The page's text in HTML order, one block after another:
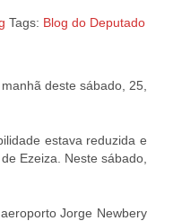
Tags: Blog do Deputado
deste sábado, 25,
estava reduzida e
Ezeiza. Neste sábado,
Jorge Newbery